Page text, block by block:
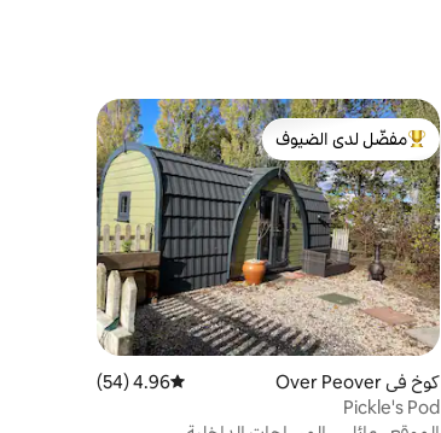
من أبرز البيوت المفضّلة لدى الضيوف
مفضّل لدى الضيوف
كوخ في Over Peover متوسط التقييم 4.96 من 5، 54 مراجعات
4.96 (54)
Pickle's Pod